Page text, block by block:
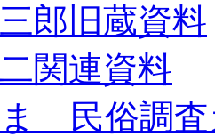
郎旧蔵資料
関連資料
民俗調査